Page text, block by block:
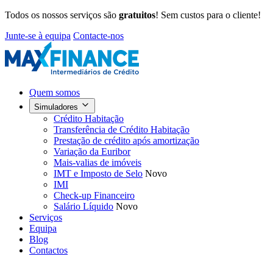
Todos os nossos serviços são gratuitos! Sem custos para o cliente!
Junte-se à equipa Contacte-nos
Quem somos
Simuladores
Crédito Habitação
Transferência de Crédito Habitação
Prestação de crédito após amortização
Variação da Euribor
Mais-valias de imóveis
IMT e Imposto de Selo Novo
IMI
Check-up Financeiro
Salário Líquido Novo
Serviços
Equipa
Blog
Contactos